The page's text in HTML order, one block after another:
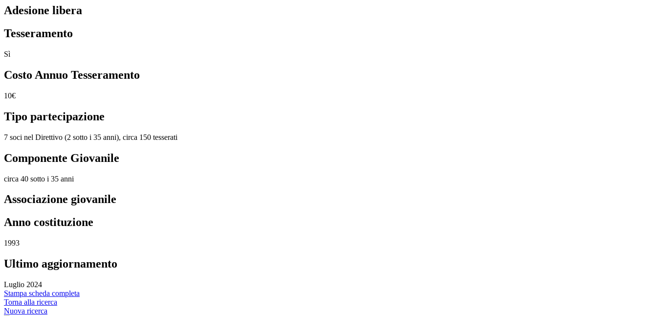
Adesione libera
Tesseramento
Sì
Costo Annuo Tesseramento
10€
Tipo partecipazione
7 soci nel Direttivo (2 sotto i 35 anni), circa 150 tesserati
Componente Giovanile
circa 40 sotto i 35 anni
Associazione giovanile
Anno costituzione
1993
Ultimo aggiornamento
Luglio 2024
Stampa scheda completa
Torna alla ricerca
Nuova ricerca